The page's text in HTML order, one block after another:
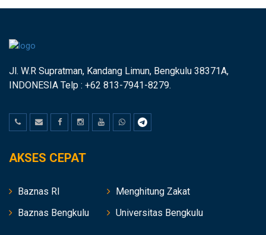
Jl. W.R Supratman, Kandang Limun, Bengkulu 38371A,
INDONESIA Telp : +62 813-7941-8279.
AKSES CEPAT
Baznas RI
Baznas Bengkulu
Menghitung Zakat
Universitas Bengkulu